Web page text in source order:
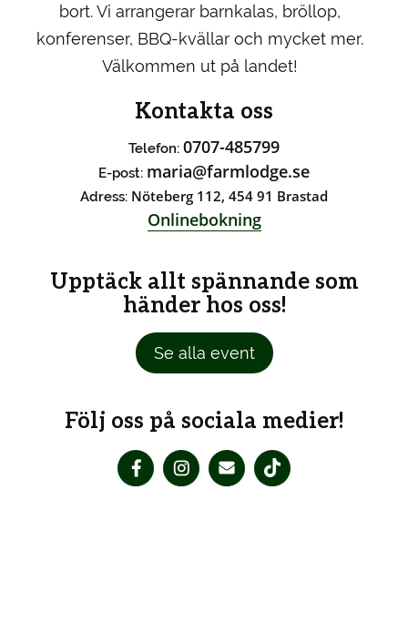
bort. Vi arrangerar barnkalas, bröllop,
konferenser, BBQ-kvällar och mycket mer.
Välkommen ut på landet!
Kontakta oss
Telefon: 0707-485799
E-post: maria@farmlodge.se
Adress: Nöteberg 112, 454 91 Brastad
Onlinebokning
Upptäck allt spännande som
händer hos oss!
Se alla event
Följ oss på sociala medier!